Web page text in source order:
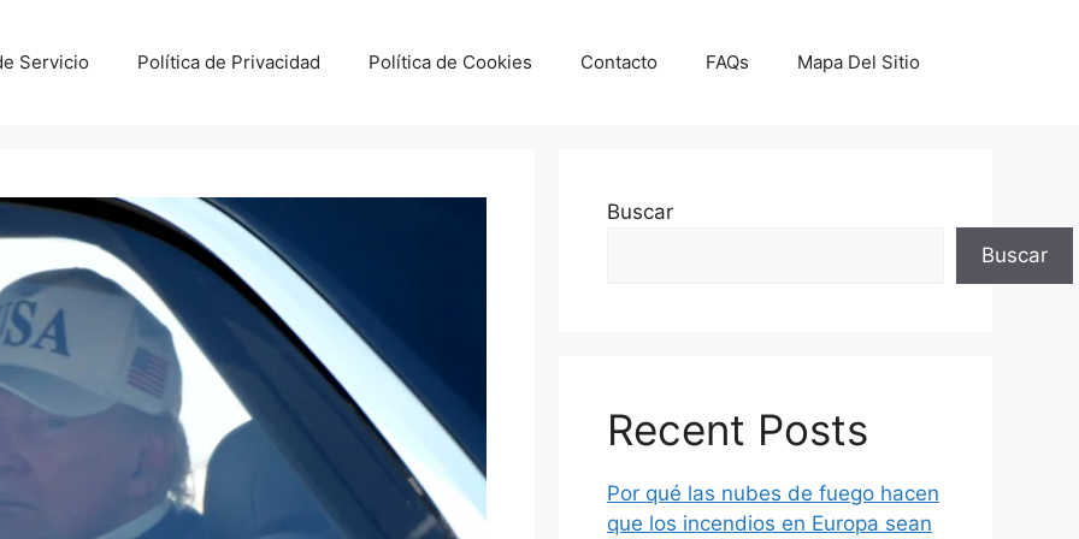
Servicio Política de Privacidad Política de Cookies Contacto FAQs Mapa Del Sitio
Buscar
Buscar
Recent Posts
Por qué las nubes de fuego hacen
que los incendios en Europa sean